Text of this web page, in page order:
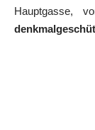
Hauptgasse,